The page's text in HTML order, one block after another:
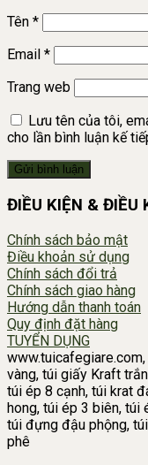
Tên *
Email *
Trang web
Lưu tên của tôi,
cho lần bình luận kế
ĐIỀU KIỆN & ĐIỀU
Chính sách bảo mật
Điều khoản sử dụng
Chính sách đổi trả
Chính sách giao hàng
Hướng dẫn thanh toán
Quy định đặt hàng
TUYỂN DỤNG
vàng, túi giấy Kraft
túi ép 8 cạnh, túi krat
hong, túi ép 3 biên, túi
túi đựng đậu phộng,
phê